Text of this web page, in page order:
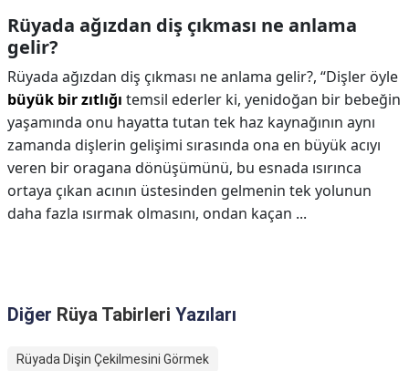
Rüyada ağızdan diş çıkması ne anlama
gelir?
Rüyada ağızdan diş çıkması ne anlama gelir?, “Dişler öyle
büyük bir zıtlığı temsil ederler ki, yenidoğan bir bebeğin
yaşamında onu hayatta tutan tek haz kaynağının aynı
zamanda dişlerin gelişimi sırasında ona en büyük acıyı
veren bir oragana dönüşümünü, bu esnada ısırınca
ortaya çıkan acının üstesinden gelmenin tek yolunun
daha fazla ısırmak olmasını, ondan kaçan ...
Diğer Rüya Tabirleri Yazıları
Rüyada Dişin Çekilmesini Görmek